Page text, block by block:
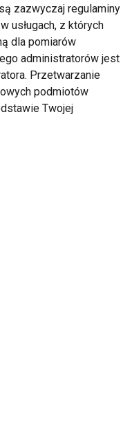
Trendy w Branży
wg. Michała
i Adama
zazwyczaj regulaminy
usługach, z których
dla pomiarów
administratorów jest
Przetwarzanie
podmiotów
Twojej